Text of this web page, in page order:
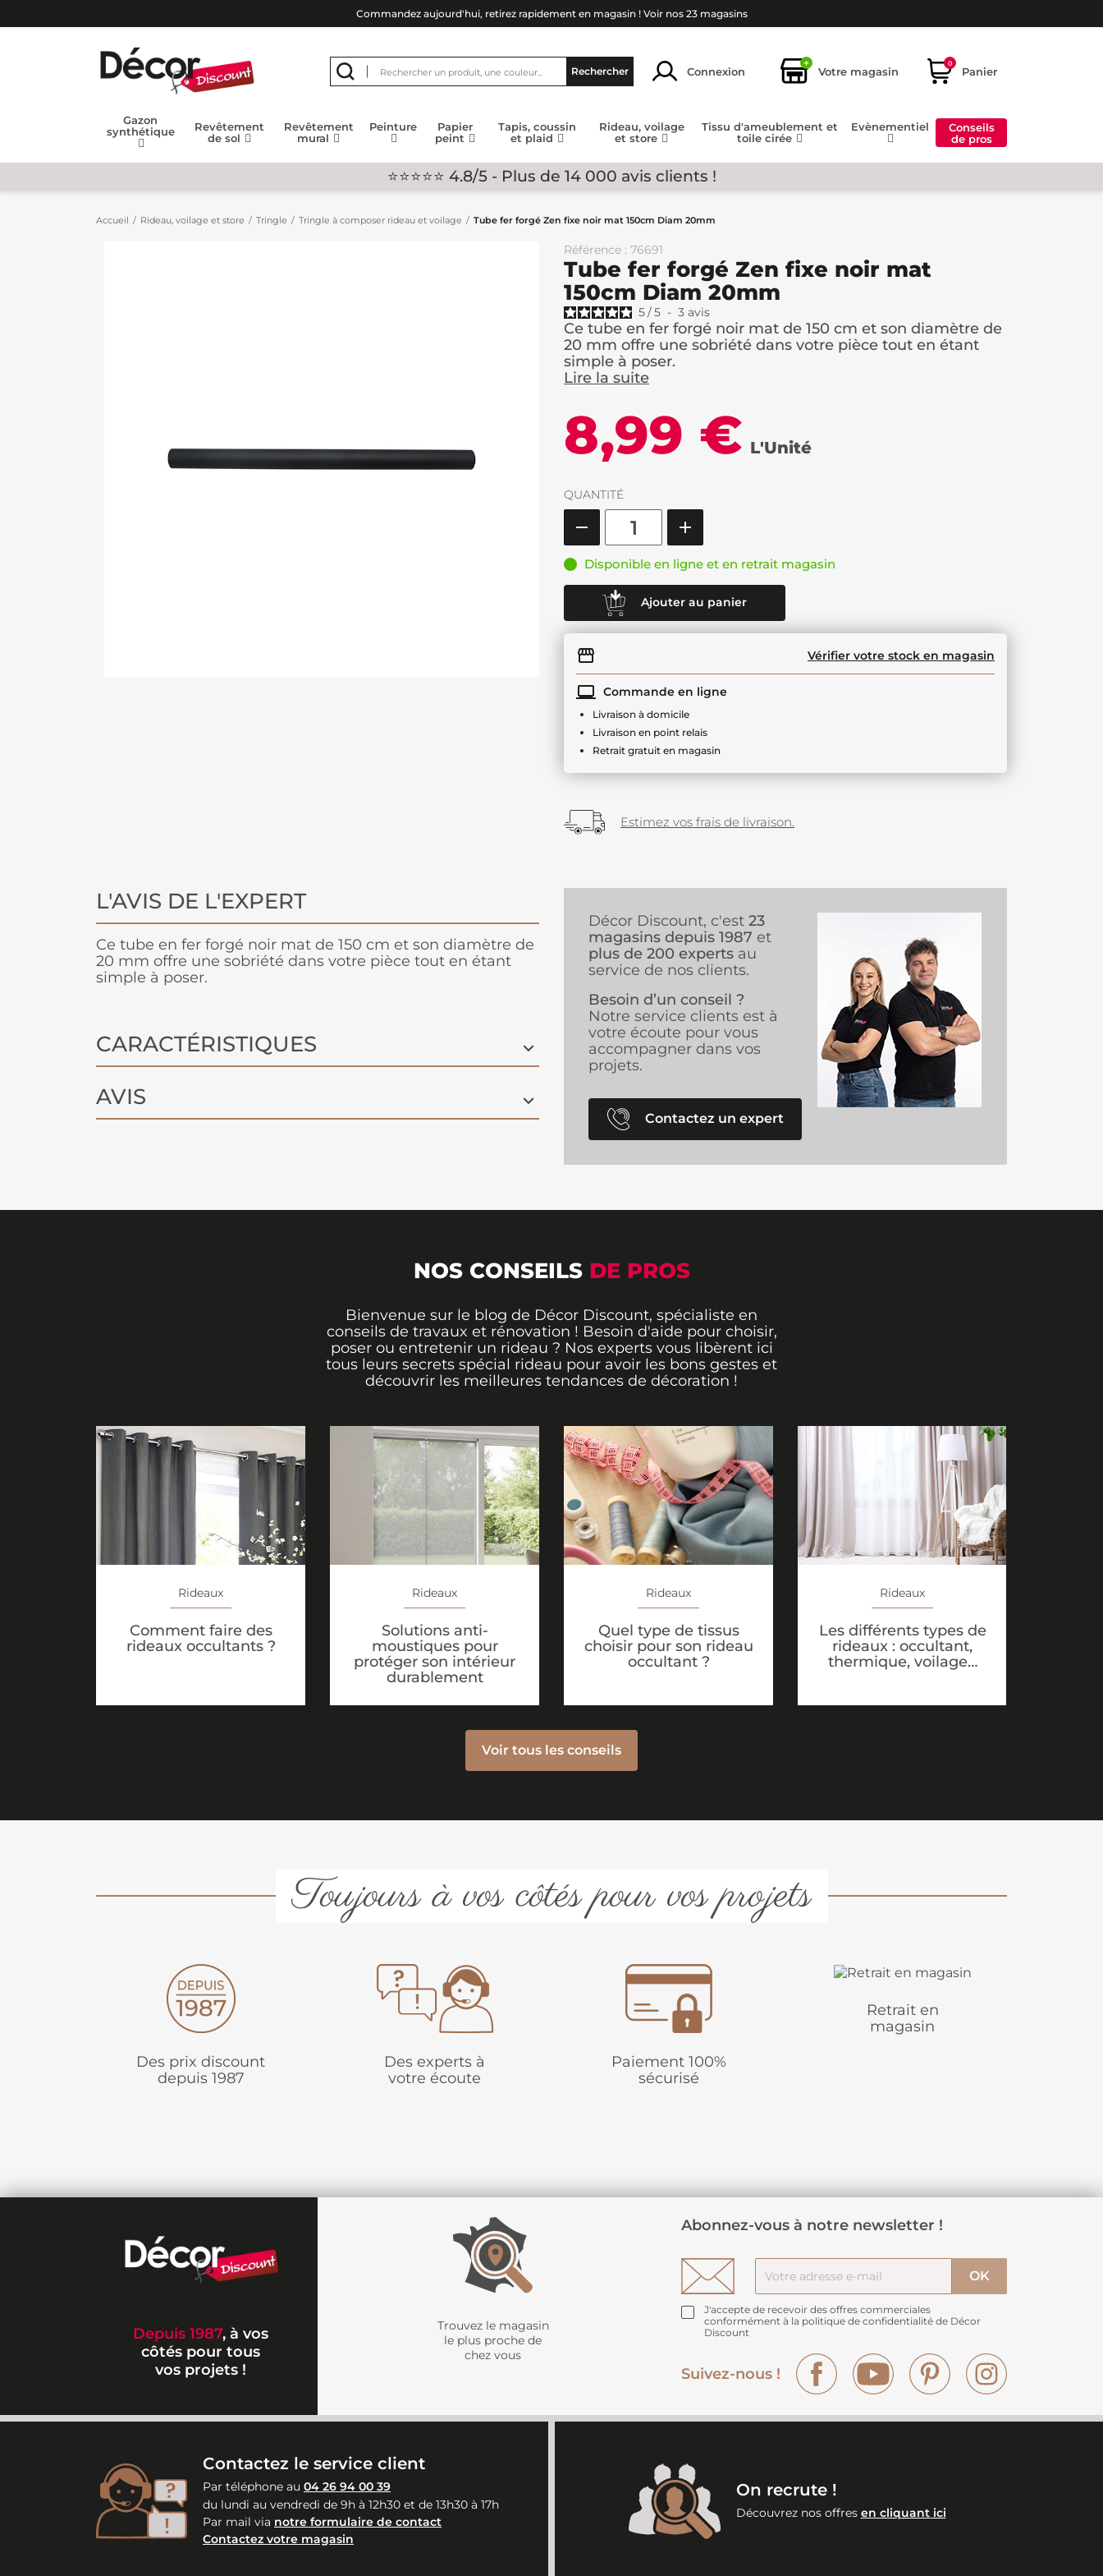
Commandez aujourd'hui, retirez rapidement en magasin ! Voir nos 23 magasins
Rechercher Connexion
+
Votre magasin
0
Panier
Gazon
synthétique
Revêtement
de sol
Revêtement
mural
Peinture
Papier
peint
Tapis, coussin
et plaid
Rideau, voilage
et store
Tissu d'ameublement et
toile cirée
Evènementiel
Conseils
de pros
⭐⭐⭐⭐⭐ 4.8/5 - Plus de 14 000 avis clients !
Accueil Rideau, voilage et store Tringle Tringle à composer rideau et voilage Tube fer forgé Zen fixe noir mat 150cm Diam 20mm
Référence : 76691
Tube fer forgé Zen fixe noir mat
150cm Diam 20mm
5/5 - 3 avis
Ce tube en fer forgé noir mat de 150 cm et son diamètre de
20 mm offre une sobriété dans votre pièce tout en étant
simple à poser.
Lire la suite
8,99 € L'Unité
QUANTITÉ
Disponible en ligne et en retrait magasin
Ajouter au panier
Vérifier votre stock en magasin
Commande en ligne
Livraison à domicile
Livraison en point relais
Retrait gratuit en magasin
Estimez vos frais de livraison.
L'AVIS DE L'EXPERT
Ce tube en fer forgé noir mat de 150 cm et son diamètre de
20 mm offre une sobriété dans votre pièce tout en étant
simple à poser.
CARACTÉRISTIQUES
AVIS
Décor Discount, c'est 23
magasins depuis 1987 et
plus de 200 experts au
service de nos clients.
Besoin d’un conseil ?
Notre service clients est à
votre écoute pour vous
accompagner dans vos
projets.
Contactez un expert
NOS CONSEILS DE PROS
Bienvenue sur le blog de Décor Discount, spécialiste en
conseils de travaux et rénovation ! Besoin d'aide pour choisir,
poser ou entretenir un rideau ? Nos experts vous libèrent ici
tous leurs secrets spécial rideau pour avoir les bons gestes et
découvrir les meilleures tendances de décoration !
Rideaux
Comment faire des
rideaux occultants ?
Rideaux
Solutions anti-
moustiques pour
protéger son intérieur
durablement
Rideaux
Quel type de tissus
choisir pour son rideau
occultant ?
Rideaux
Les différents types de
rideaux : occultant,
thermique, voilage…
Voir tous les conseils
Toujours à vos côtés pour vos projets
Des prix discount
depuis 1987
Des experts à
votre écoute
Paiement 100%
sécurisé
Retrait en
magasin
Depuis 1987, à vos
côtés pour tous
vos projets !
Trouvez le magasin
le plus proche de
chez vous
Abonnez-vous à notre newsletter !
J'accepte de recevoir des offres commerciales
conformément à la politique de confidentialité de Décor
Discount
Suivez-nous !
Facebook YouTube Pinterest
Contactez le service client
Par téléphone au 04 26 94 00 39
du lundi au vendredi de 9h à 12h30 et de 13h30 à 17h
Par mail via notre formulaire de contact
Contactez votre magasin
On recrute !
Découvrez nos offres en cliquant ici